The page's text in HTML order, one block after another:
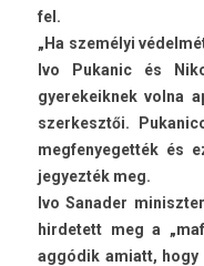
fel.
„Ha személyi
Ivo Pukanic és
gyerekeik­nek volna
szer­kesztői.
meg­fenyeget­ték és
jegyez­ték meg.
Ivo Sanad­er
hir­detett meg a
aggódik amiatt, hogy